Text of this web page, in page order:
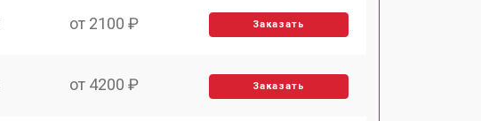
от 2100 ₽ Заказать
от 4200 ₽ Заказать